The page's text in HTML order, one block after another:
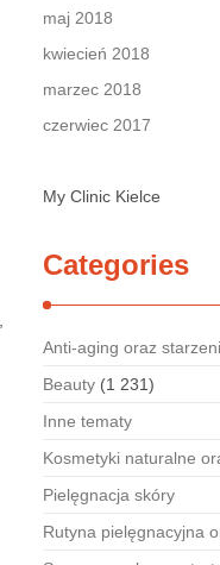
maj 2018
kwiecień 2018
marzec 2018
czerwiec 2017
My Clinic Kielce
Categories
Anti-aging oraz
Beauty (1 231)
Inne tematy
Kosmetyki naturalne
Pielęgnacja skóry
Rutyna pielęgnacyjna